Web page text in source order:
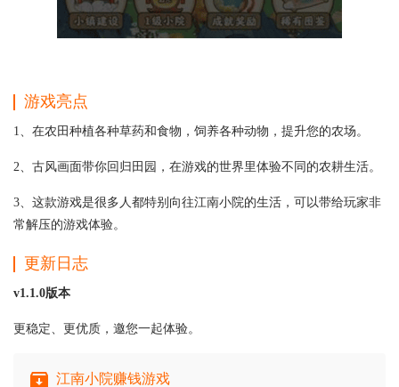
游戏亮点
1、在农田种植各种草药和食物，饲养各种动物，提升您的农场。
2、古风画面带你回归田园，在游戏的世界里体验不同的农耕生活。
3、这款游戏是很多人都特别向往江南小院的生活，可以带给玩家非
常解压的游戏体验。
更新日志
v1.1.0版本
更稳定、更优质，邀您一起体验。
江南小院赚钱游戏